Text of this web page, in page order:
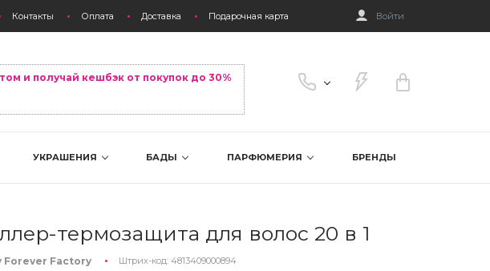
Контакты Оплата Доставка Подарочная карта Войти
и получай кешбэк от покупок до 30%
УКРАШЕНИЯ БАДЫ ПАРФЮМЕРИЯ БРЕНДЫ
термозащита для волос 20 в 1
Forever Factory Штрих-код: 4813409000894